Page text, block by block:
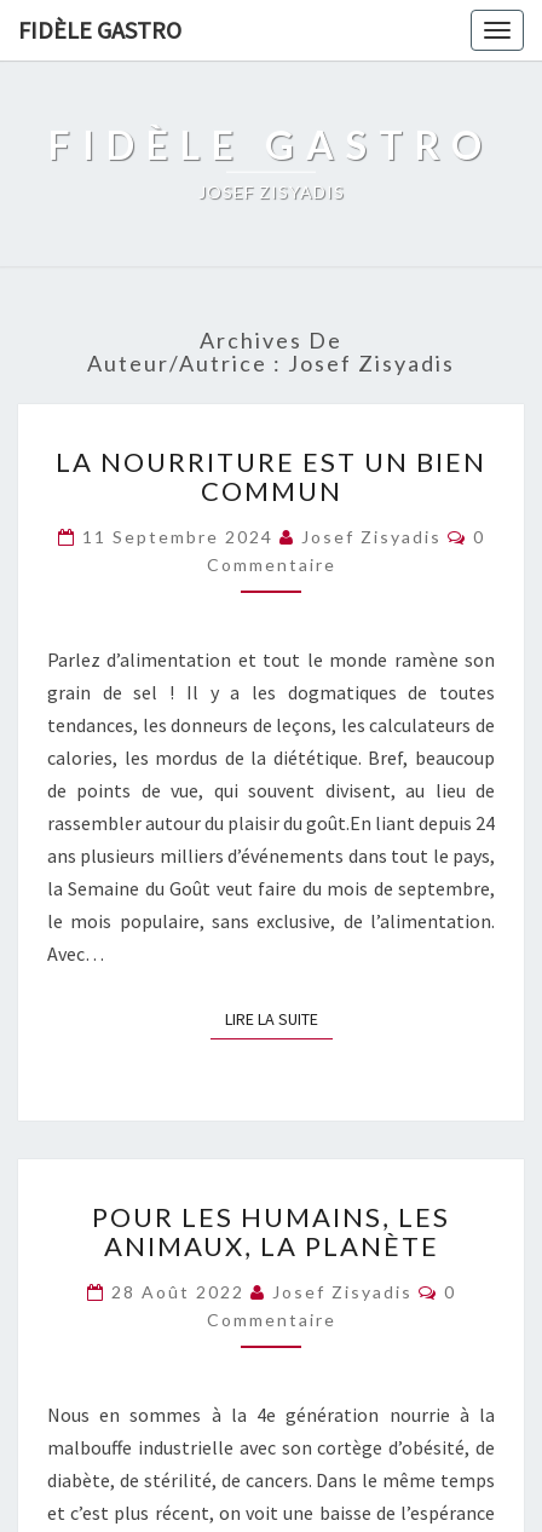
FIDÈLE GASTRO
FIDÈLE GASTRO
JOSEF ZISYADIS
Archives De
Auteur/autrice : Josef Zisyadis
NOURRITURE
EST
BIEN
COMMUN
LA NOURRITURE EST UN BIEN
COMMUN
11 Septembre 2024 Josef Zisyadis
0
Commentaire
Parlez d’alimentation et tout le monde ramène son
grain de sel ! Il y a les dogmatiques de toutes
tendances, les donneurs de leçons, les calculateurs de
calories, les mordus de la diététique. Bref, beaucoup
de points de vue, qui souvent divisent, au lieu de
rassembler autour du plaisir du goût.En liant depuis 24
ans plusieurs milliers d’événements dans tout le pays,
la Semaine du Goût veut faire du mois de septembre,
le mois populaire, sans exclusive, de l’alimentation.
Avec…
LIRE LA SUITELIRE LA SUITE
LES
HUMAINS,
ANIMAUX,
LA
PLANÈTE
POUR LES HUMAINS, LES
ANIMAUX, LA PLANÈTE
28 Août 2022 Josef Zisyadis
0
Commentaire
Nous en sommes à la 4e génération nourrie à la
malbouffe industrielle avec son cortège d’obésité, de
diabète, de stérilité, de cancers. Dans le même temps
et c’est plus récent, on voit une baisse de l’espérance